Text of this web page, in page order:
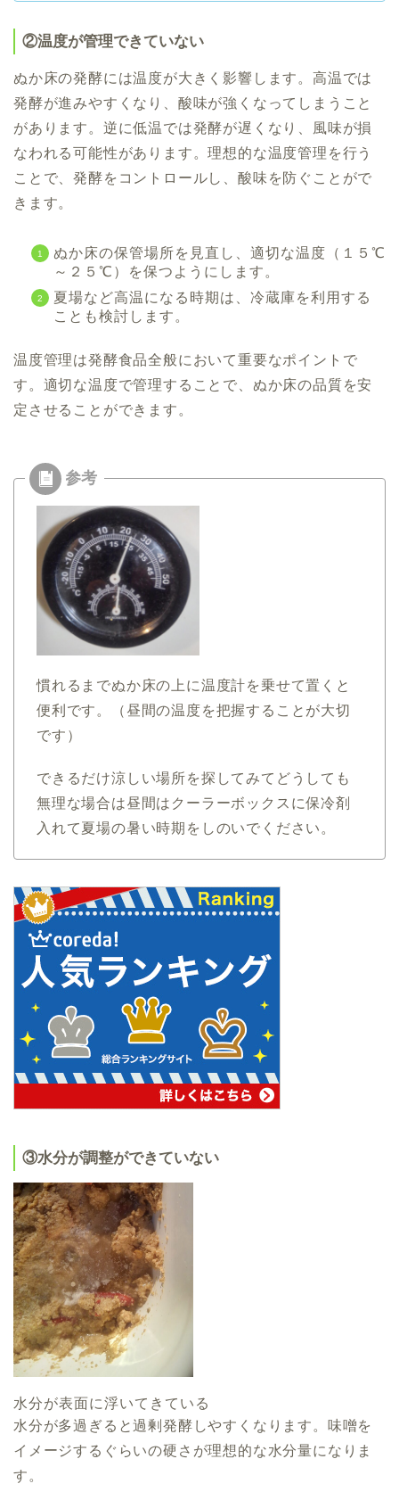
②温度が管理できていない
ぬか床の発酵には温度が大きく影響します。高温では
発酵が進みやすくなり、酸味が強くなってしまうこと
があります。逆に低温では発酵が遅くなり、風味が損
なわれる可能性があります。理想的な温度管理を行う
ことで、発酵をコントロールし、酸味を防ぐことがで
きます。
ぬか床の保管場所を見直し、適切な温度（１５℃
～２５℃）を保つようにします。
夏場など高温になる時期は、冷蔵庫を利用する
ことも検討します。
温度管理は発酵食品全般において重要なポイントで
す。適切な温度で管理することで、ぬか床の品質を安
定させることができます。
慣れるまでぬか床の上に温度計を乗せて置くと
便利です。（昼間の温度を把握することが大切
です）
できるだけ涼しい場所を探してみてどうしても
無理な場合は昼間はクーラーボックスに保冷剤
入れて夏場の暑い時期をしのいでください。
③水分が調整ができていない
水分が表面に浮いてきている
水分が多過ぎると過剰発酵しやすくなります 。味噌を
イメージするぐらいの硬さが理想的な水分量になりま
す。